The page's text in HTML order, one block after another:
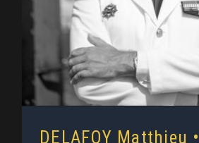
DELAFOY Matthieu